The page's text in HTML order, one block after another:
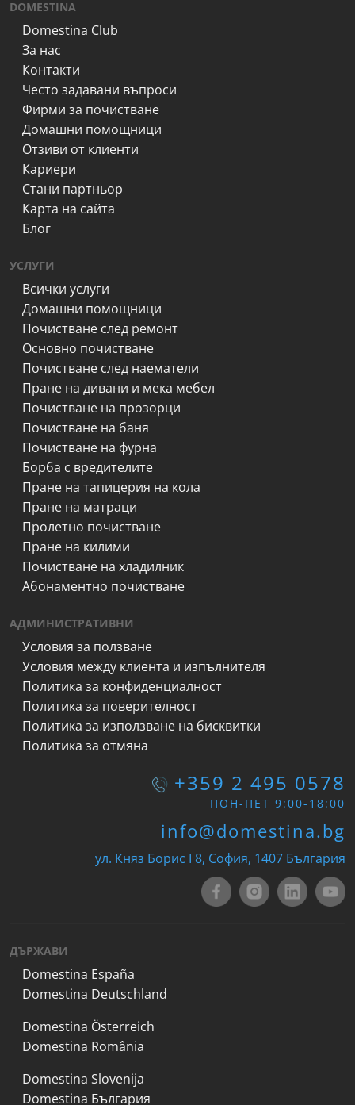
DOMESTINA
Domestina Club
За нас
Контакти
Често задавани въпроси
Фирми за почистване
Домашни помощници
Отзиви от клиенти
Кариери
Стани партньор
Карта на сайта
Блог
УСЛУГИ
Всички услуги
Домашни помощници
Почистване след ремонт
Основно почистване
Почистване след наематели
Пране на дивани и мека мебел
Почистване на прозорци
Почистване на баня
Почистване на фурна
Борба с вредителите
Пране на тапицерия на кола
Пране на матраци
Пролетно почистване
Пране на килими
Почистване на хладилник
Абонаментно почистване
АДМИНИСТРАТИВНИ
Условия за ползване
Условия между клиента и изпълнителя
Политика за конфиденциалност
Политика за поверителност
Политика за използване на бисквитки
Политика за отмяна
+359 2 495 0578
ПОН-ПЕТ 9:00-18:00
info@domestina.bg
ул. Княз Борис I 8, София, 1407 България
ДЪРЖАВИ
Domestina España
Domestina Deutschland
Domestina Österreich
Domestina România
Domestina Slovenija
Domestina България